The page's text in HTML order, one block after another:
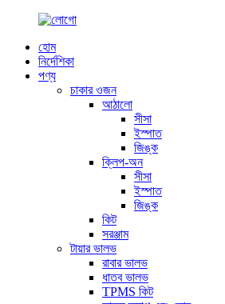
হোম
নির্দেশিকা
পণ্য
চাকার ওজন
আঠালো
সীসা
ইস্পাত
জিঙ্ক
ক্লিপ-অন
সীসা
ইস্পাত
জিঙ্ক
কিট
সরঞ্জাম
টায়ার ভালভ
রাবার ভালভ
ধাতব ভালভ
TPMS কিট